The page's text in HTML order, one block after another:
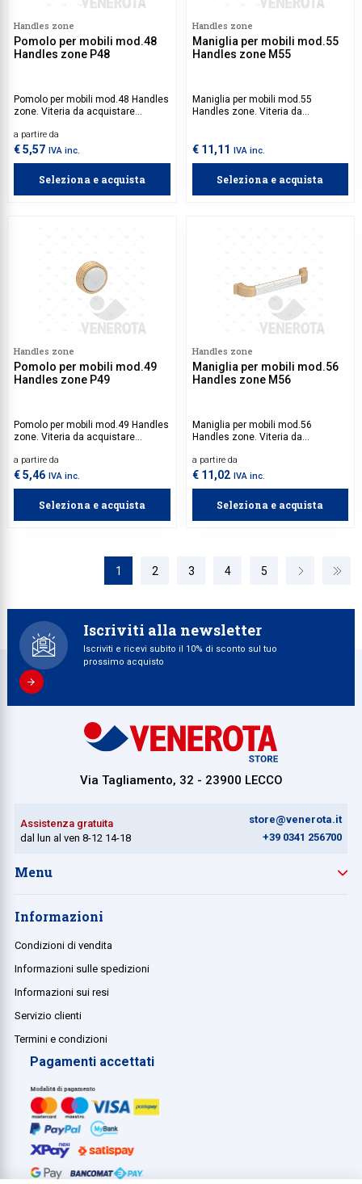
Handles zone
Pomolo per mobili mod.48
Handles zone P48
Pomolo per mobili mod.48 Handles
zone. Viteria da acquistare
a partire da
€ 5,57 IVA inc.
Seleziona e acquista
Handles zone
Maniglia per mobili mod.55
Handles zone M55
Maniglia per mobili mod.55
Handles zone. Viteria da
€ 11,11 IVA inc.
Seleziona e acquista
Handles zone
Pomolo per mobili mod.49
Handles zone P49
Pomolo per mobili mod.49 Handles
zone. Viteria da acquistare
a partire da
€ 5,46 IVA inc.
Seleziona e acquista
Handles zone
Maniglia per mobili mod.56
Handles zone M56
Maniglia per mobili mod.56
Handles zone. Viteria da
a partire da
€ 11,02 IVA inc.
Seleziona e acquista
1 2 3 4 5
Iscriviti alla newsletter
Iscriviti e ricevi subito il 10% di sconto sul tuo
prossimo acquisto
Via Tagliamento, 32 - 23900 LECCO
Assistenza gratuita
dal lun al ven 8-12 14-18
store@venerota.it
+39 0341 256700
Menu
Informazioni
Condizioni di vendita
Informazioni sulle spedizioni
Informazioni sui resi
Servizio clienti
Termini e condizioni
Pagamenti accettati